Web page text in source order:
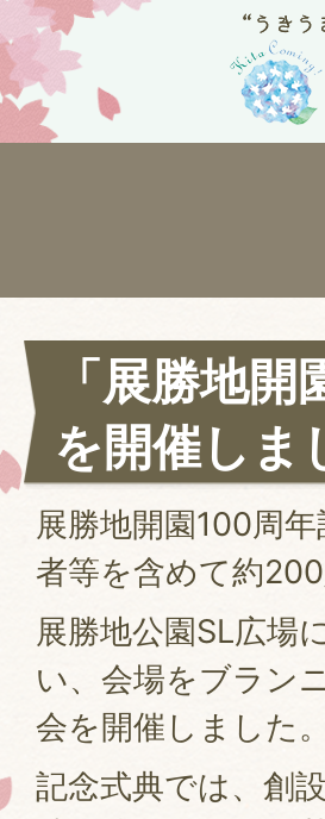
「展勝地
を開催しま
展勝地開園100周
者等を含めて約
展勝地公園SL広場
い、会場をブラン
会を開催しました。
記念式典では、創